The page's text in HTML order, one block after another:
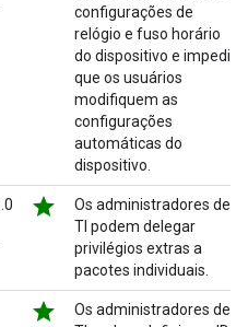
configurações de
relógio e fuso horário
do dispositivo e impedir
que os usuários
modifiquem as
configurações
automáticas do
dispositivo.
star
Os administradores de
TI podem delegar
privilégios extras a
pacotes individuais.
star
Os administradores de